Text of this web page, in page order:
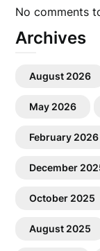
No comments
Archives
August 2026
May 2026
February 2026
December
October 2025
August 2025